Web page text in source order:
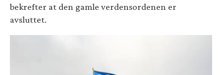
bekrefter at den gamle verdensordenen er
avsluttet.